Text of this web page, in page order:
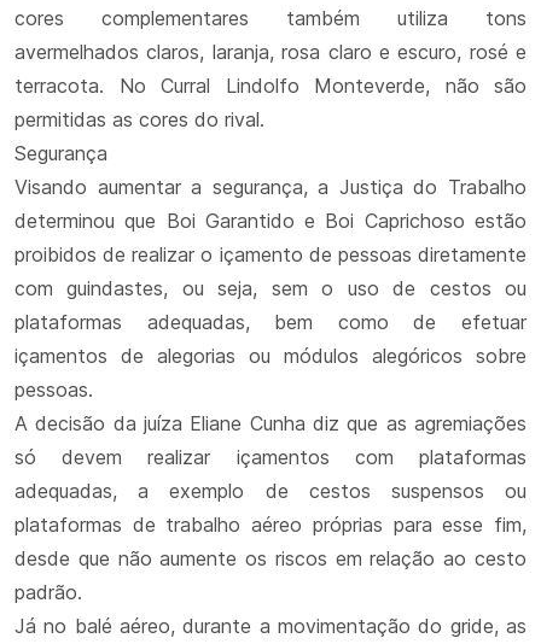
cores complementares também utiliza tons
avermelhados claros, laranja, rosa claro e escuro, rosé e
terracota. No Curral Lindolfo Monteverde, não são
permitidas as cores do rival.
Segurança
Visando aumentar a segurança, a Justiça do Trabalho
determinou que Boi Garantido e Boi Caprichoso estão
proibidos de realizar o içamento de pessoas diretamente
com guindastes, ou seja, sem o uso de cestos ou
plataformas adequadas, bem como de efetuar
içamentos de alegorias ou módulos alegóricos sobre
pessoas.
A decisão da juíza Eliane Cunha diz que as agremiações
só devem realizar içamentos com plataformas
adequadas, a exemplo de cestos suspensos ou
plataformas de trabalho aéreo próprias para esse fim,
desde que não aumente os riscos em relação ao cesto
padrão.
Já no balé aéreo, durante a movimentação do gride, as